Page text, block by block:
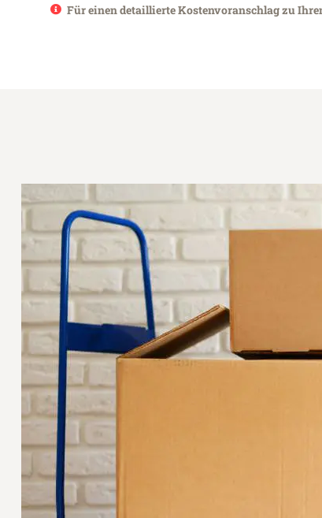
Für einen detaillierte Kostenvoranschlag zu